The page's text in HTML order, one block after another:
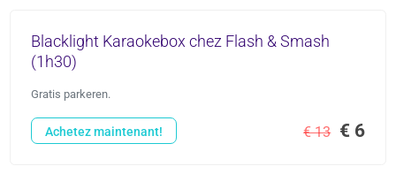
Blacklight Karaokebox chez Flash & Smash
(1h30)
Gratis parkeren.
€ 13 € 6
Achetez maintenant!